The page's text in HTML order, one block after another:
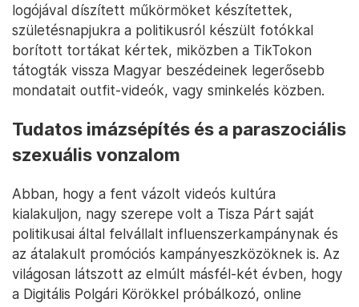
logójával díszített műkörmöket készítettek,
születésnapjukra a politikusról készült fotókkal
borított tortákat kértek, miközben a TikTokon
tátogták vissza Magyar beszédeinek legerősebb
mondatait outfit-videók, vagy sminkelés közben.
Tudatos imázsépítés és a paraszociális
szexuális vonzalom
Abban, hogy a fent vázolt videós kultúra
kialakuljon, nagy szerepe volt a Tisza Párt saját
politikusai által felvállalt influenszerkampánynak és
az átalakult promóciós kampányeszközöknek is. Az
világosan látszott az elmúlt másfél-két évben, hogy
a Digitális Polgári Körökkel próbálkozó, online